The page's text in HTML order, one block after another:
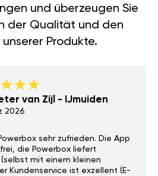
und überzeugen Sie
der Qualität und den
Produkte.
van Zijl - IJmuiden
2026
sehr zufrieden. Die App
die Powerbox liefert
mit einem kleinen
Kundenservice ist exzellent (E-